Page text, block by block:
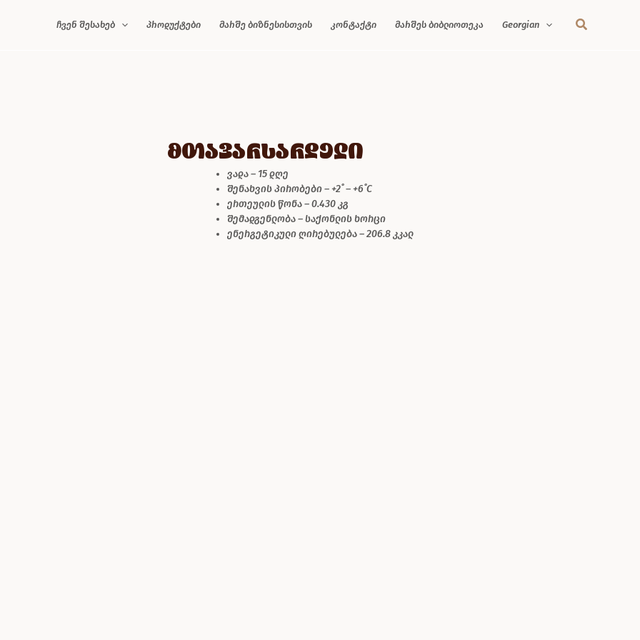
ჩვენ შესახებ პროდუქტები მარშე ბიზნესისთვის კონტაქტი მარშეს ბიბლიოთეკა Georgian
მთავარსარდელი
ვადა – 15 დღე
შენახვის პირობები – +2˚ – +6˚C
ერთეულის წონა – 0.430 კგ
შემადგენლობა – საქონლის ხორცი
ენერგეტიკული ღირებულება – 206.8 კკალ